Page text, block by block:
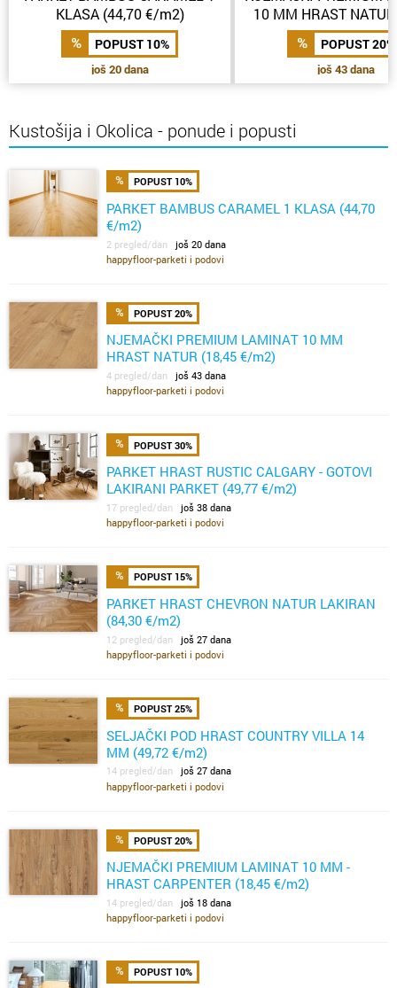
KLASA (44,70 €/m2)
POPUST 10%
još 20 dana
10 MM HRAST
€/m2)
POPUST 20%
još 43 dana
Kustošija i Okolica - ponude i popusti
POPUST 10%
PARKET BAMBUS CARAMEL 1 KLASA (44,70
€/m2)
2 pregled/dan još 20 dana
happyfloor-parketi i podovi
POPUST 20%
NJEMAČKI PREMIUM LAMINAT 10 MM
HRAST NATUR (18,45 €/m2)
4 pregled/dan još 43 dana
happyfloor-parketi i podovi
POPUST 30%
PARKET HRAST RUSTIC CALGARY - GOTOVI
LAKIRANI PARKET (49,77 €/m2)
17 pregled/dan još 38 dana
happyfloor-parketi i podovi
POPUST 15%
PARKET HRAST CHEVRON NATUR LAKIRAN
(84,30 €/m2)
12 pregled/dan još 27 dana
happyfloor-parketi i podovi
POPUST 25%
SELJAČKI POD HRAST COUNTRY VILLA 14
MM (49,72 €/m2)
14 pregled/dan još 27 dana
happyfloor-parketi i podovi
POPUST 20%
NJEMAČKI PREMIUM LAMINAT 10 MM -
HRAST CARPENTER (18,45 €/m2)
14 pregled/dan još 18 dana
happyfloor-parketi i podovi
POPUST 10%